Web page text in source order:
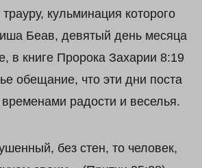
кульминация которого
Беав, девятый день месяца
в книге Пророка Захарии 8:19
обещание, что эти дни поста
радости и веселья.
без стен, то человек,